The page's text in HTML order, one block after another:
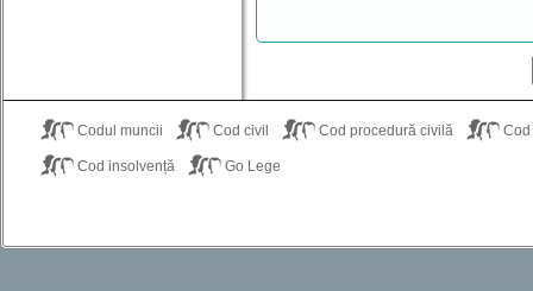
Codul muncii Cod civil Cod procedură civilă
Cod insolvență Go Lege